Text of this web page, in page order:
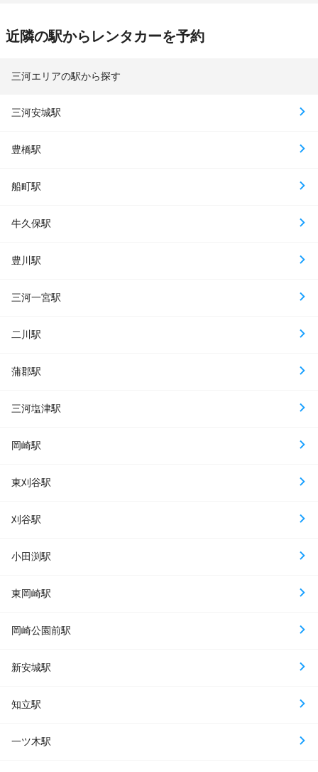
近隣の駅からレンタカーを予約
三河エリアの駅から探す
三河安城駅
豊橋駅
船町駅
牛久保駅
豊川駅
三河一宮駅
二川駅
蒲郡駅
三河塩津駅
岡崎駅
東刈谷駅
刈谷駅
小田渕駅
東岡崎駅
岡崎公園前駅
新安城駅
知立駅
一ツ木駅